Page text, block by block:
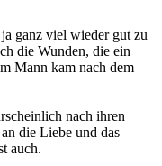
ganz viel wieder gut zu
die Wunden, die ein
Mann kam nach dem
nach ihren
die Liebe und das
auch.